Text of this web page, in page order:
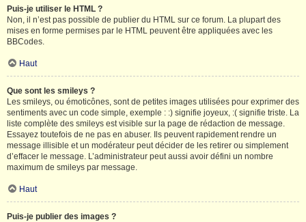
Puis-je utiliser le HTML ?
Non, il n’est pas possible de publier du HTML sur ce forum. La plupart des
mises en forme permises par le HTML peuvent être appliquées avec les
BBCodes.
Haut
Que sont les smileys ?
Les smileys, ou émoticônes, sont de petites images utilisées pour exprimer des
sentiments avec un code simple, exemple : :) signifie joyeux, :( signifie triste. La
liste complète des smileys est visible sur la page de rédaction de message.
Essayez toutefois de ne pas en abuser. Ils peuvent rapidement rendre un
message illisible et un modérateur peut décider de les retirer ou simplement
d’effacer le message. L’administrateur peut aussi avoir défini un nombre
maximum de smileys par message.
Haut
Puis-je publier des images ?